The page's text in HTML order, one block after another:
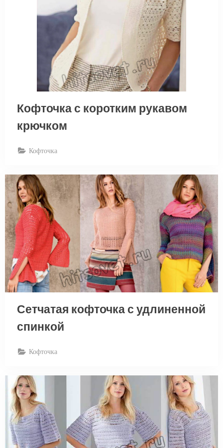
Кофточка с коротким рукавом
крючком
Кофточка
Сетчатая кофточка с удлиненной
спинкой
Кофточка